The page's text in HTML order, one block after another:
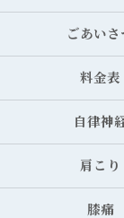
ごあいさ
料金表
自律神
肩こり
膝痛